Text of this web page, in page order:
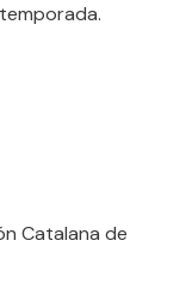
Catalana de